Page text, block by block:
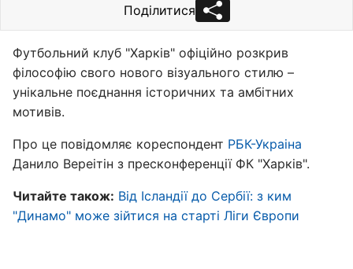
Поділитися
Футбольний клуб "Харків" офіційно розкрив
філософію свого нового візуального стилю –
унікальне поєднання історичних та амбітних
мотивів.
Про це повідомляє кореспондент РБК-Украіна
Данило Вереітін з пресконференції ФК "Харків".
Читайте також: Від Ісландії до Сербії: з ким
"Динамо" може зійтися на старті Ліги Європи